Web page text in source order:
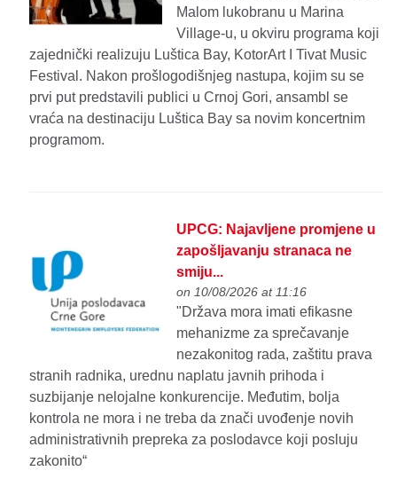
Malom lukobranu u Marina
Village-u, u okviru programa koji
zajednički realizuju Luštica Bay, KotorArt I Tivat Music
Festival. Nakon prošlogodišnjeg nastupa, kojim su se
prvi put predstavili publici u Crnoj Gori, ansambl se
vraća na destinaciju Luštica Bay sa novim koncertnim
programom.
UPCG: Najavljene promjene u
zapošljavanju stranaca ne
smiju...
on 10/08/2026 at 11:16
"Država mora imati efikasne
mehanizme za sprečavanje
nezakonitog rada, zaštitu prava
stranih radnika, urednu naplatu javnih prihoda i
suzbijanje nelojalne konkurencije. Međutim, bolja
kontrola ne mora i ne treba da znači uvođenje novih
administrativnih prepreka za poslodavce koji posluju
zakonito“